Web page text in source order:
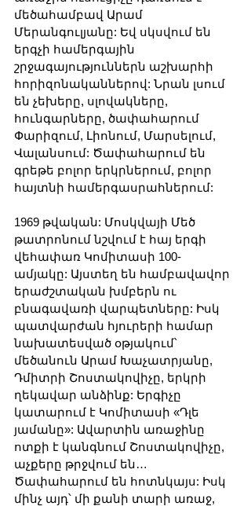
մեծահամբավ Արամ
Մերանգուլյանը: Եվ սկսվում են
երգչի համերգային
շրջագայություններն աշխարհի
հորիզոնականներով: Նրան լսում
են չեխերը, սլովակները,
հունգարները, ծափահարում
Փարիզում, Լիոնում, Մարսելում,
Վալանսում: Ծափահարում են
գրեթե բոլոր երկրներում, բոլոր
հայտնի համերգասրահներում:
1969 թվական: Մոսկվայի Մեծ
թատրոնում նշվում է հայ երգի
վեհափառ Կոմիտասի 100-
ամյակը: Այստեղ են համբավավոր
երաժշտական խմբերն ու
բնագավառի վարպետները: Իսկ
պատվարժան հյուրերի համար
նախատեսված օթյակում՝
մեծանուն Արամ Խաչատրյանը,
Դմիտրի Շոստակովիչը, երկրի
ղեկավար անձինք: Երգիչը
կատարում է Կոմիտասի «Դլե
յամանը»: Ավարտին առաջինը
ոտքի է կանգնում Շոստակովիչը,
աչքերը թրջվում են…
Ծափահարում են հոտնկայս: Իսկ
մինչ այդ՝ մի քանի տարի առաջ,